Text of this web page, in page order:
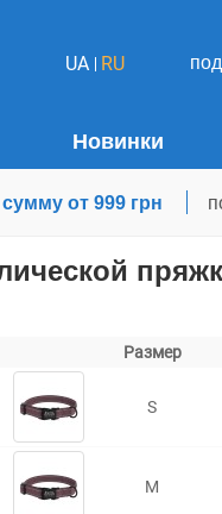
UA RU
Новинки
от 999 грн
Размер
S
M